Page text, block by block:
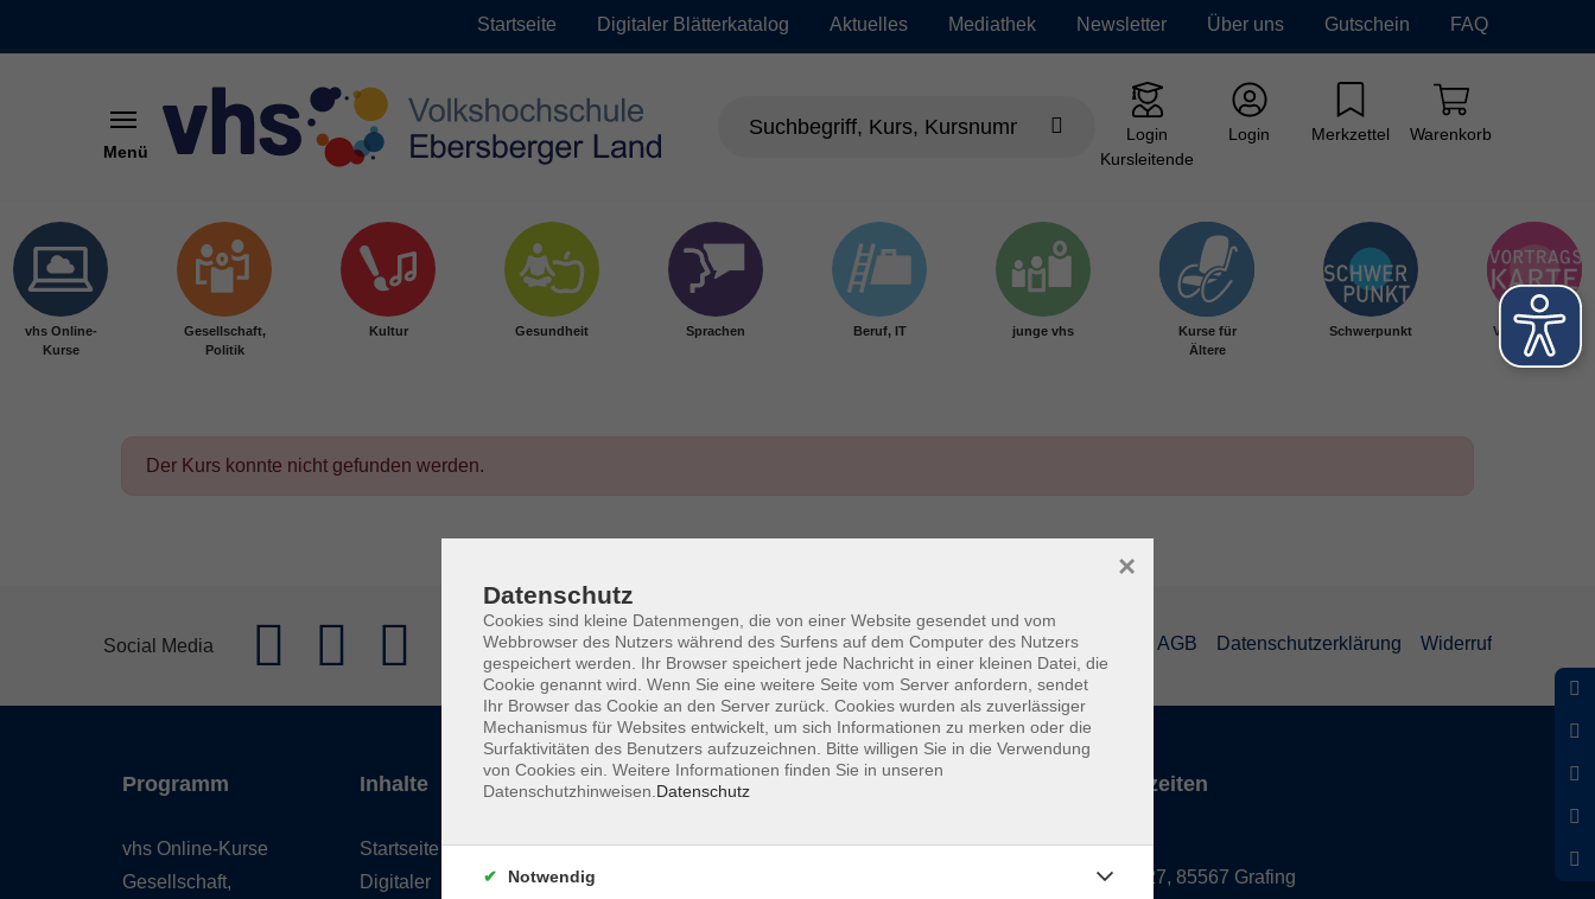
Startseite Digitaler Blätterkatalog Aktuelles Mediathek Newsletter Über uns Gutschein FAQ
Menü
Login
Kursleitende
Login Merkzettel Warenkorb
vhs Online-
Kurse
Gesellschaft,
Politik
Kultur Gesundheit Sprachen Beruf, IT junge vhs
Kurse für
Ältere
Schwerpunkt Vortragskarte
Der Kurs konnte nicht gefunden werden.
Social Media Barrierefreiheit Lage & Routenplan Impressum AGB Datenschutzerklärung Widerruf
Programm
vhs Online-Kurse
Gesellschaft,
Inhalte
Startseite
Digitaler
Volkshochschule Ebersberger Land im
Servicezeiten
Grafing
Griesstr. 27, 85567 Grafing
Datenschutz
Cookies sind kleine Datenmengen, die von einer Website gesendet und vom
Webbrowser des Nutzers während des Surfens auf dem Computer des Nutzers
gespeichert werden. Ihr Browser speichert jede Nachricht in einer kleinen Datei, die
Cookie genannt wird. Wenn Sie eine weitere Seite vom Server anfordern, sendet
Ihr Browser das Cookie an den Server zurück. Cookies wurden als zuverlässiger
Mechanismus für Websites entwickelt, um sich Informationen zu merken oder die
Surfaktivitäten des Benutzers aufzuzeichnen. Bitte willigen Sie in die Verwendung
von Cookies ein. Weitere Informationen finden Sie in unseren
Datenschutzhinweisen. Datenschutz
×
Notwendig